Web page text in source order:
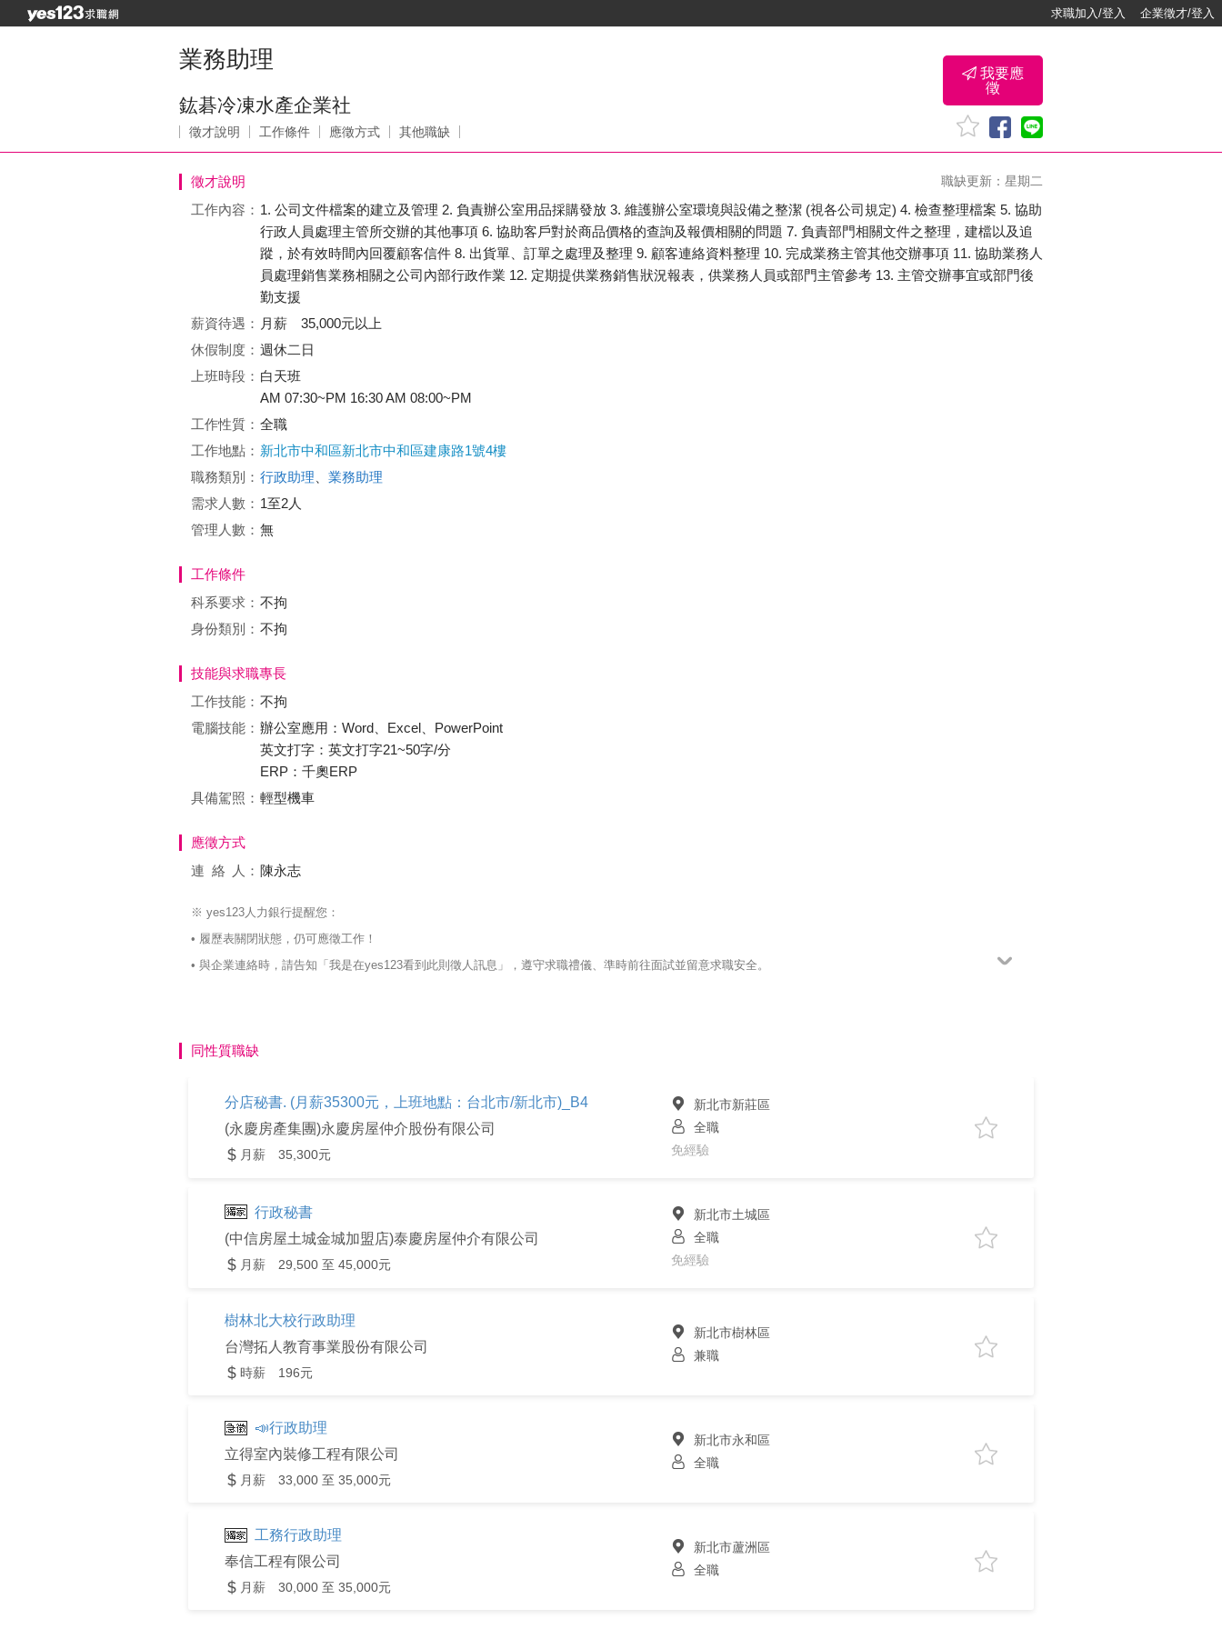
求職加入/登入 企業徵才/登入
業務助理
鈜碁冷凍水產企業社
徵才說明 工作條件 應徵方式 其他職缺
我要應
徵
徵才說明 職缺更新：星期二
工作內容： 1. 公司文件檔案的建立及管理 2. 負責辦公室用品採購發放 3. 維護辦公室環境與設備之整潔 (視各公司規定) 4. 檢查整理檔案 5. 協助
行政人員處理主管所交辦的其他事項 6. 協助客戶對於商品價格的查詢及報價相關的問題 7. 負責部門相關文件之整理，建檔以及追
蹤，於有效時間內回覆顧客信件 8. 出貨單、訂單之處理及整理 9. 顧客連絡資料整理 10. 完成業務主管其他交辦事項 11. 協助業務人
員處理銷售業務相關之公司內部行政作業 12. 定期提供業務銷售狀況報表，供業務人員或部門主管參考 13. 主管交辦事宜或部門後
勤支援
薪資待遇： 月薪 35,000元以上
休假制度： 週休二日
上班時段： 白天班
AM 07:30~PM 16:30 AM 08:00~PM
工作性質： 全職
工作地點： 新北市中和區新北市中和區建康路1號4樓
職務類別： 行政助理
業務助理
需求人數： 1至2人
管理人數： 無
工作條件
科系要求： 不拘
身份類別： 不拘
技能與求職專長
工作技能： 不拘
電腦技能： 辦公室應用：Word、Excel、PowerPoint
英文打字：英文打字21~50字/分
ERP：千奧ERP
具備駕照： 輕型機車
應徵方式
連絡
人： 陳永志
※ yes123人力銀行提醒您：
• 履歷表關閉狀態，仍可應徵工作！
• 與企業連絡時，請告知「我是在yes123看到此則徵人訊息」，遵守求職禮儀、準時前往面試並留意求職安全。
同性質職缺
分店秘書. (月薪35300元，上班地點：台北市/新北市)_B4
(永慶房產集團)永慶房屋仲介股份有限公司
月薪 35,300元
新北市新莊區
全職
免經驗
行政秘書
(中信房屋土城金城加盟店)泰慶房屋仲介有限公司
月薪 29,500 至 45,000元
新北市土城區
全職
免經驗
樹林北大校行政助理
台灣拓人教育事業股份有限公司
時薪 196元
新北市樹林區
兼職
📣行政助理
立得室內裝修工程有限公司
月薪 33,000 至 35,000元
新北市永和區
全職
工務行政助理
奉信工程有限公司
月薪 30,000 至 35,000元
新北市蘆洲區
全職